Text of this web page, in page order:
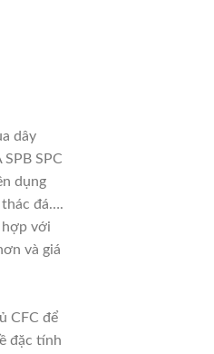
dây
SPC
dụng
thác đá….
hợp với
và giá
CFC để
đặc tính